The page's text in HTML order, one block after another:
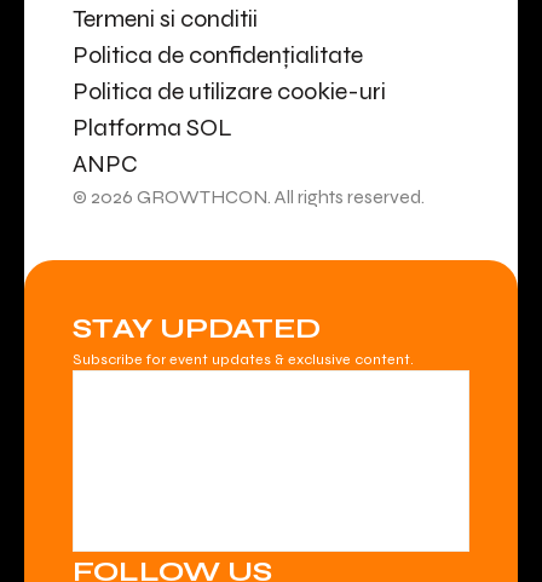
Termeni si conditii
Politica de confidențialitate
Politica de utilizare cookie-uri
Platforma SOL
ANPC
© 2026 GROWTHCON. All rights reserved.
STAY UPDATED
Subscribe for event updates & exclusive content.
FOLLOW US